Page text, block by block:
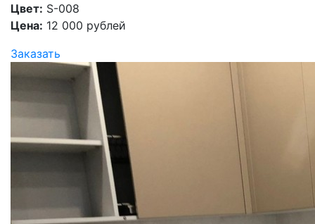
Цвет: S-008
Цена: 12 000 рублей
Заказать